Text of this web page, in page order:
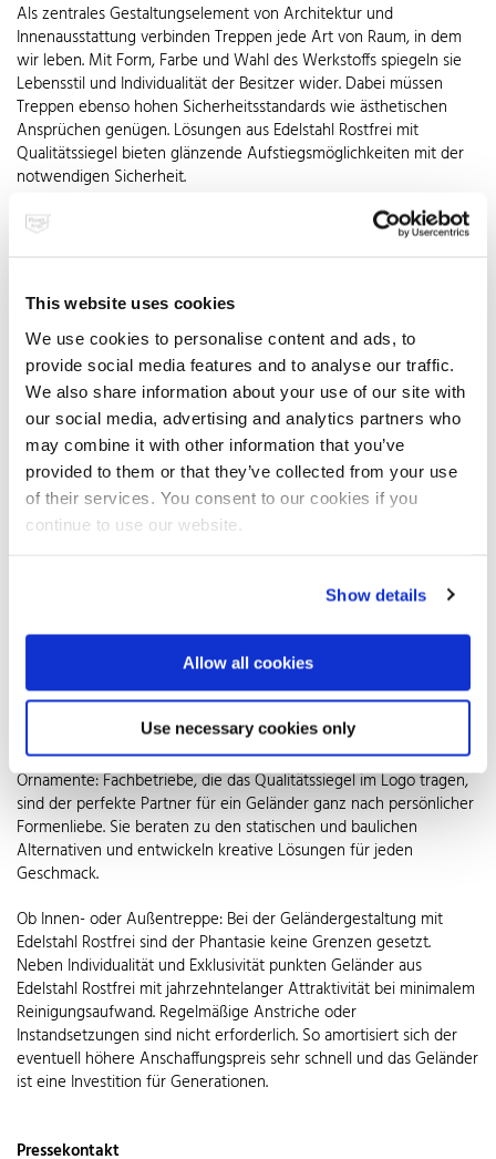
This website uses cookies
We use cookies to personalise content and ads, to
provide social media features and to analyse our traffic.
We also share information about your use of our site with
our social media, advertising and analytics partners who
may combine it with other information that you’ve
provided to them or that they’ve collected from your use
of their services. You consent to our cookies if you
continue to use our website.
Show details
Allow all cookies
Use necessary cookies only
Als zentrales Gestaltungselement von Architektur und
Innenausstattung verbinden Treppen jede Art von Raum, in dem
wir leben. Mit Form, Farbe und Wahl des Werkstoffs spiegeln sie
Lebensstil und Individualität der Besitzer wider. Dabei müssen
Treppen ebenso hohen Sicherheitsstandards wie ästhetischen
Ansprüchen genügen. Lösungen aus Edelstahl Rostfrei mit
Qualitätssiegel bieten glänzende Aufstiegsmöglichkeiten mit der
notwendigen Sicherheit.
Treppen sind in jedem Haus zu finden, wenn es darum geht,
Höhenunterschiede zu überbrücken. Diese Funktion verbinden sie
Den Flur in ein imposantes Entrée zu verwandeln, Empore oder
Obergeschoss wirkungsvoll in Szene zu setzen oder auch auf
kleinstem Raum Oben mit Unten zu verbinden. Den
Gestaltungsmöglichkeiten sind dabei nahezu keine Grenzen
gesetzt. Erlaubt ist, was gefällt – und die gesetzlich
vorgeschriebene Absturzsicherheit besitzt. Soll die Treppe perfekt
mit ihrer Umgebung verschmelzen, bieten sich als
Gestaltungsvarianten wahlweise die gleichen Materialien wie im
Rest des Hauses – also Holz zu Holz oder Beton zu Beton etc. – an.
Eine attraktive Alternative sind Lösungen aus Glas und Edelstahl:
Sie ordnen sich diskret jedem Stil unter und vermitteln dennoch
Edelstahl Rostfrei sorgt für sicheren Halt. Zusätzliche Akzente
Konstruktion dezent und bieten obendrein auch noch ein Plus an
Sicherheit. Wem Glas zu pflegeintensiv ist, der ist mit Geländern
aus Edelstahl Rostfrei mit Qualitätssiegel auf der ebenso schönen
wie pflegeleichten Seite. Ob puristische Streben – aus
Sicherheitsgründen vertikal oder horizontal so angeordnet, dass
sie nicht überklettert werden können – oder frei designte
Ornamente: Fachbetriebe, die das Qualitätssiegel im Logo tragen,
sind der perfekte Partner für ein Geländer ganz nach persönlicher
Formenliebe. Sie beraten zu den statischen und baulichen
Alternativen und entwickeln kreative Lösungen für jeden
Geschmack.
Ob Innen- oder Außentreppe: Bei der Geländergestaltung mit
Edelstahl Rostfrei sind der Phantasie keine Grenzen gesetzt.
Neben Individualität und Exklusivität punkten Geländer aus
Edelstahl Rostfrei mit jahrzehntelanger Attraktivität bei minimalem
Reinigungsaufwand. Regelmäßige Anstriche oder
Instandsetzungen sind nicht erforderlich. So amortisiert sich der
eventuell höhere Anschaffungspreis sehr schnell und das Geländer
ist eine Investition für Generationen.
Pressekontakt